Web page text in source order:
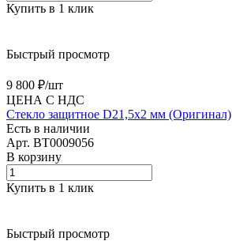
Купить в 1 клик
Быстрый просмотр
9 800 ₽/шт
ЦЕНА С НДС
Стекло защитное D21,5х2 мм (Оригинал)
Есть в наличии
Арт. BT0009056
В корзину
Купить в 1 клик
Быстрый просмотр